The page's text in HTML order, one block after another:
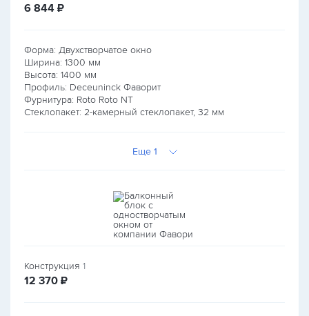
6 844 руб.
₽
Форма: Двухстворчатое окно
Ширина: 1300 мм
Высота: 1400 мм
Профиль: Deceuninck Фаворит
Фурнитура: Roto Roto NT
Стеклопакет: 2-камерный стеклопакет, 32 мм
Еще 1
Конструкция 1
12 370 руб.
₽